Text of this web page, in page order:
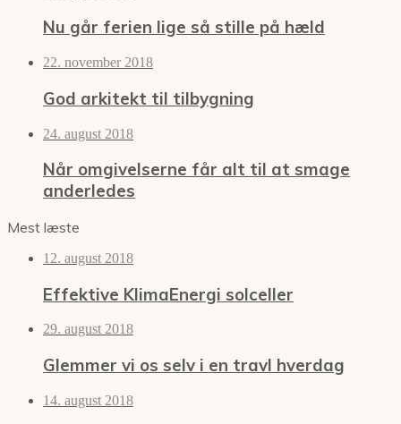
Nu går ferien lige så stille på hæld
22. november 2018
God arkitekt til tilbygning
24. august 2018
Når omgivelserne får alt til at smage
anderledes
Mest læste
12. august 2018
Effektive KlimaEnergi solceller
29. august 2018
Glemmer vi os selv i en travl hverdag
14. august 2018